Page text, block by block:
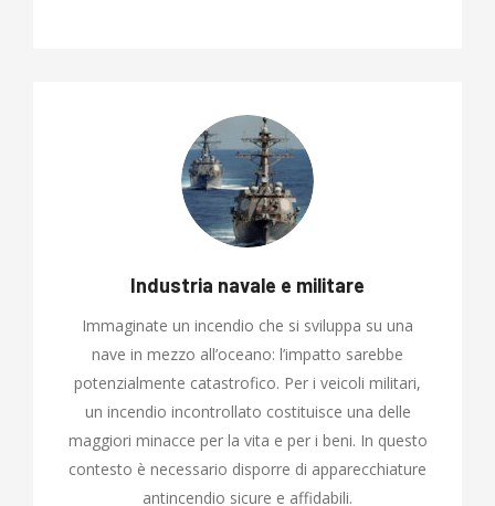
Industria navale e militare
Immaginate un incendio che si sviluppa su una
nave in mezzo all’oceano: l’impatto sarebbe
potenzialmente catastrofico. Per i veicoli militari,
un incendio incontrollato costituisce una delle
maggiori minacce per la vita e per i beni. In questo
contesto è necessario disporre di apparecchiature
antincendio sicure e affidabili.